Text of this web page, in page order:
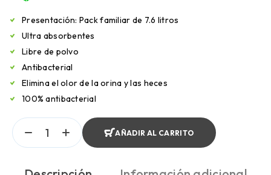
Presentación: Pack familiar de 7.6 litros
Ultra absorbentes
Libre de polvo
Antibacterial
Elimina el olor de la orina y las heces
100% antibacterial
AÑADIR AL CARRITO